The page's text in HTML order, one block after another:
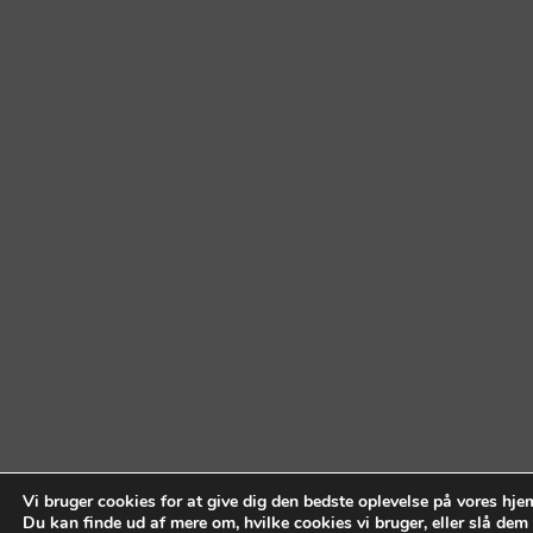
Vi bruger cookies for at give dig den bedste oplevelse på vores
Du kan finde ud af mere om, hvilke cookies vi bruger, eller slå